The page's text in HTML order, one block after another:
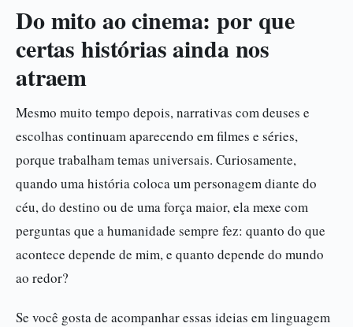
Do mito ao cinema: por que
certas histórias ainda nos
atraem
Mesmo muito tempo depois, narrativas com deuses e
escolhas continuam aparecendo em filmes e séries,
porque trabalham temas universais. Curiosamente,
quando uma história coloca um personagem diante do
céu, do destino ou de uma força maior, ela mexe com
perguntas que a humanidade sempre fez: quanto do que
acontece depende de mim, e quanto depende do mundo
ao redor?
Se você gosta de acompanhar essas ideias em linguagem